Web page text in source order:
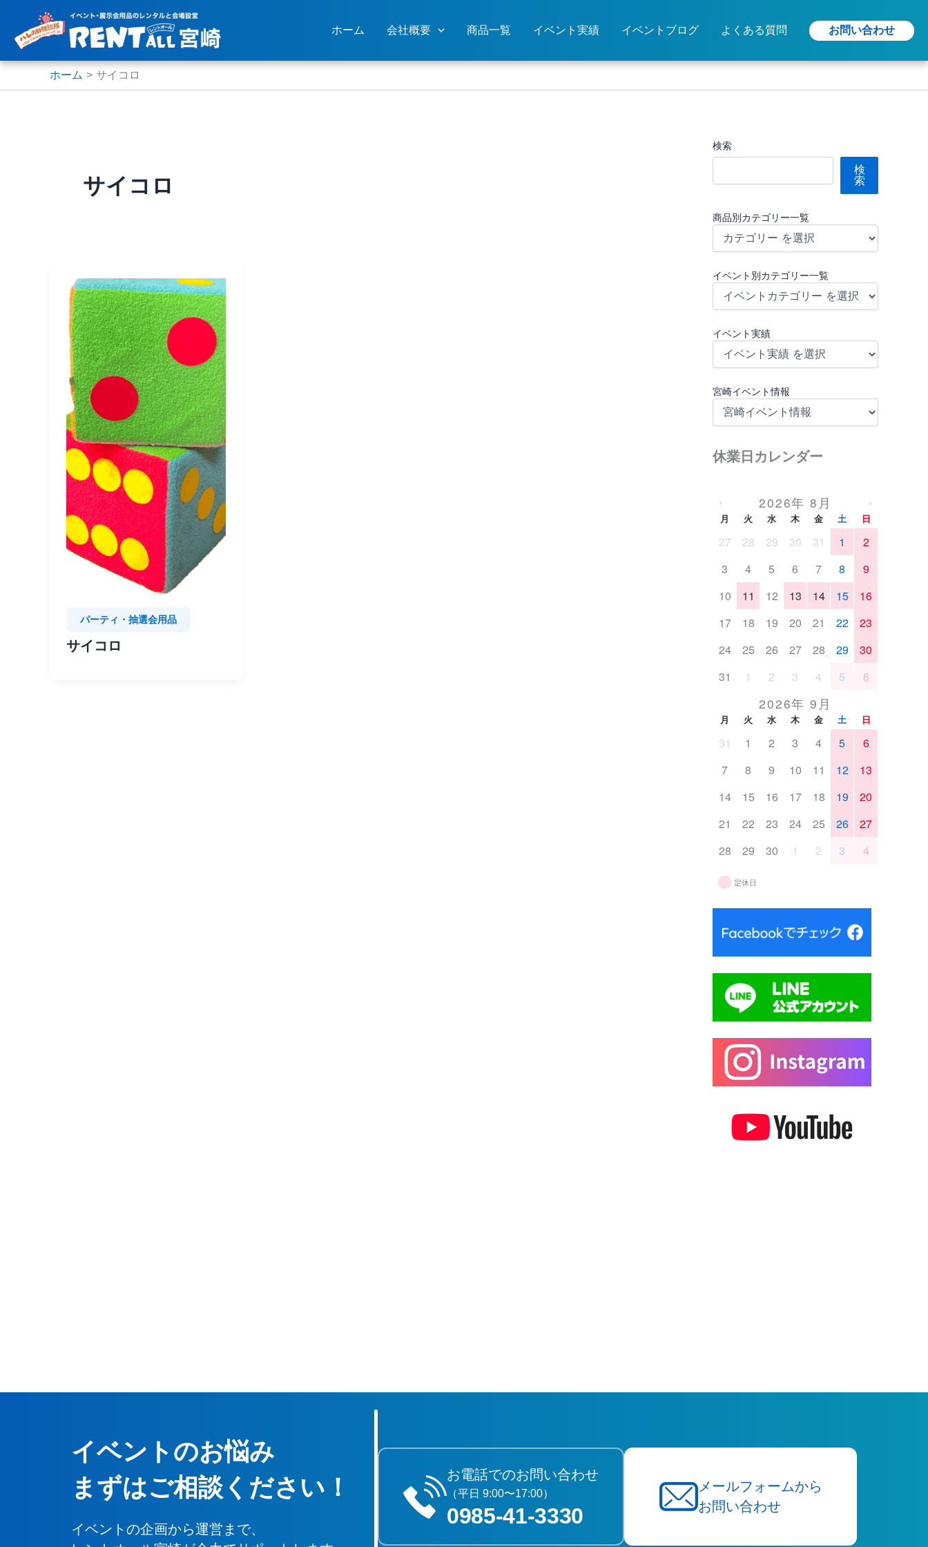
ス
ホーム 会社概要 商品一覧 イベント実績 イベントブログ よくある質問 お問い合わせ
ホーム サイコロ
サイコロ
パーティ・抽選会用品
サイコロ
検索
検
索
商品別カテゴリー一覧
イベント別カテゴリー一覧
イベント実績
宮崎イベント情報
休業日カレンダー
‹ 2026年 8月 ›
月 火 水 木 金 土 日
27 28 29 30 31 1
2
3
4 5 6 7 8
9
10
11 12 13 14 15
16
17
18 19 20 21 22
23
24
25 26 27 28 29
30
31
1 2 3 4 5 6
2026年 9月
月 火 水 木 金 土 日
31 1 2 3 4 5
6
7
8 9 10 11 12
13
14
15 16 17 18 19
20
21
22 23 24 25 26
27
28
29 30 1 2 3 4
定休日
イベントのお悩み
まずはご相談ください！
イベントの企画から運営まで、
お電話でのお問い合わせ
（平日 9:00〜17:00）
0985‐41‐3330
メールフォームから
お問い合わせ